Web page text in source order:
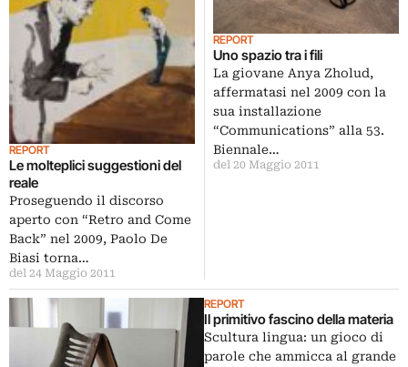
REPORT
Le molteplici suggestioni del
reale
Proseguendo il discorso
aperto con “Retro and Come
Back” nel 2009, Paolo De
Biasi torna…
del 24 Maggio 2011
REPORT
Uno spazio tra i fili
La giovane Anya Zholud,
affermatasi nel 2009 con la
sua installazione
“Communications” alla 53.
Biennale…
del 20 Maggio 2011
REPORT
Il primitivo fascino della materia
Scultura lingua: un gioco di
parole che ammicca al grande